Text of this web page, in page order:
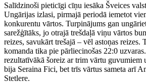
Salīdzinoši pieticīgi cīņu iesāka Šveices
Ungārijas izlasi, pirmajā periodā iemetot
konkurentu vārtos. Turpinājums gan
sarežģītāks, jo otrajā trešdaļā viņu vārtos
reizes, savukārt trešajā – vēl astoņas reizes.
komanda tika pie pārliecinošas 22:0
rezultatīvākā šoreiz ar trim vārtu guvumiem
bija Seraina Fici, bet trīs vārtus sameta arī
Stetlere.